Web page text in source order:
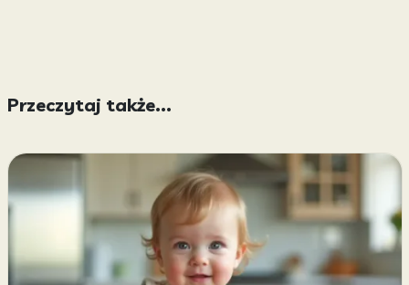
Przeczytaj także...